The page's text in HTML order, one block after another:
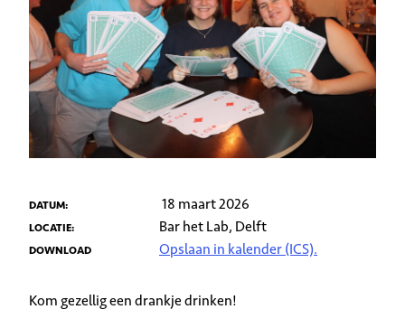
DATUM: 18 maart 2026
LOCATIE: Bar het Lab, Delft
DOWNLOAD Opslaan in kalender (ICS).
Kom gezellig een drankje drinken!